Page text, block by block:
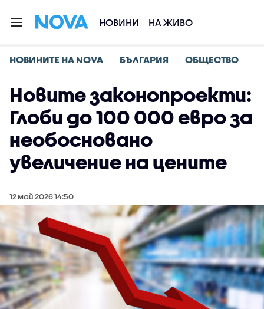
НОВИНИ НА ЖИВО
НОВИНИТЕ НА NOVA БЪЛГАРИЯ ОБЩЕСТВО
Новите законопроекти:
Глоби до 100 000 евро за
необосновано
увеличение на цените
12 май 2026 14:50